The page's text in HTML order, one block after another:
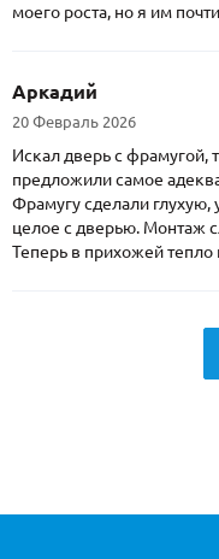
моего роста, но я им
Аркадий
20 Февраль 2026
Искал дверь с фрамугой,
предложили самое
Фрамугу сделали глухую,
целое с дверью. Монтаж
Теперь в прихожей тепло